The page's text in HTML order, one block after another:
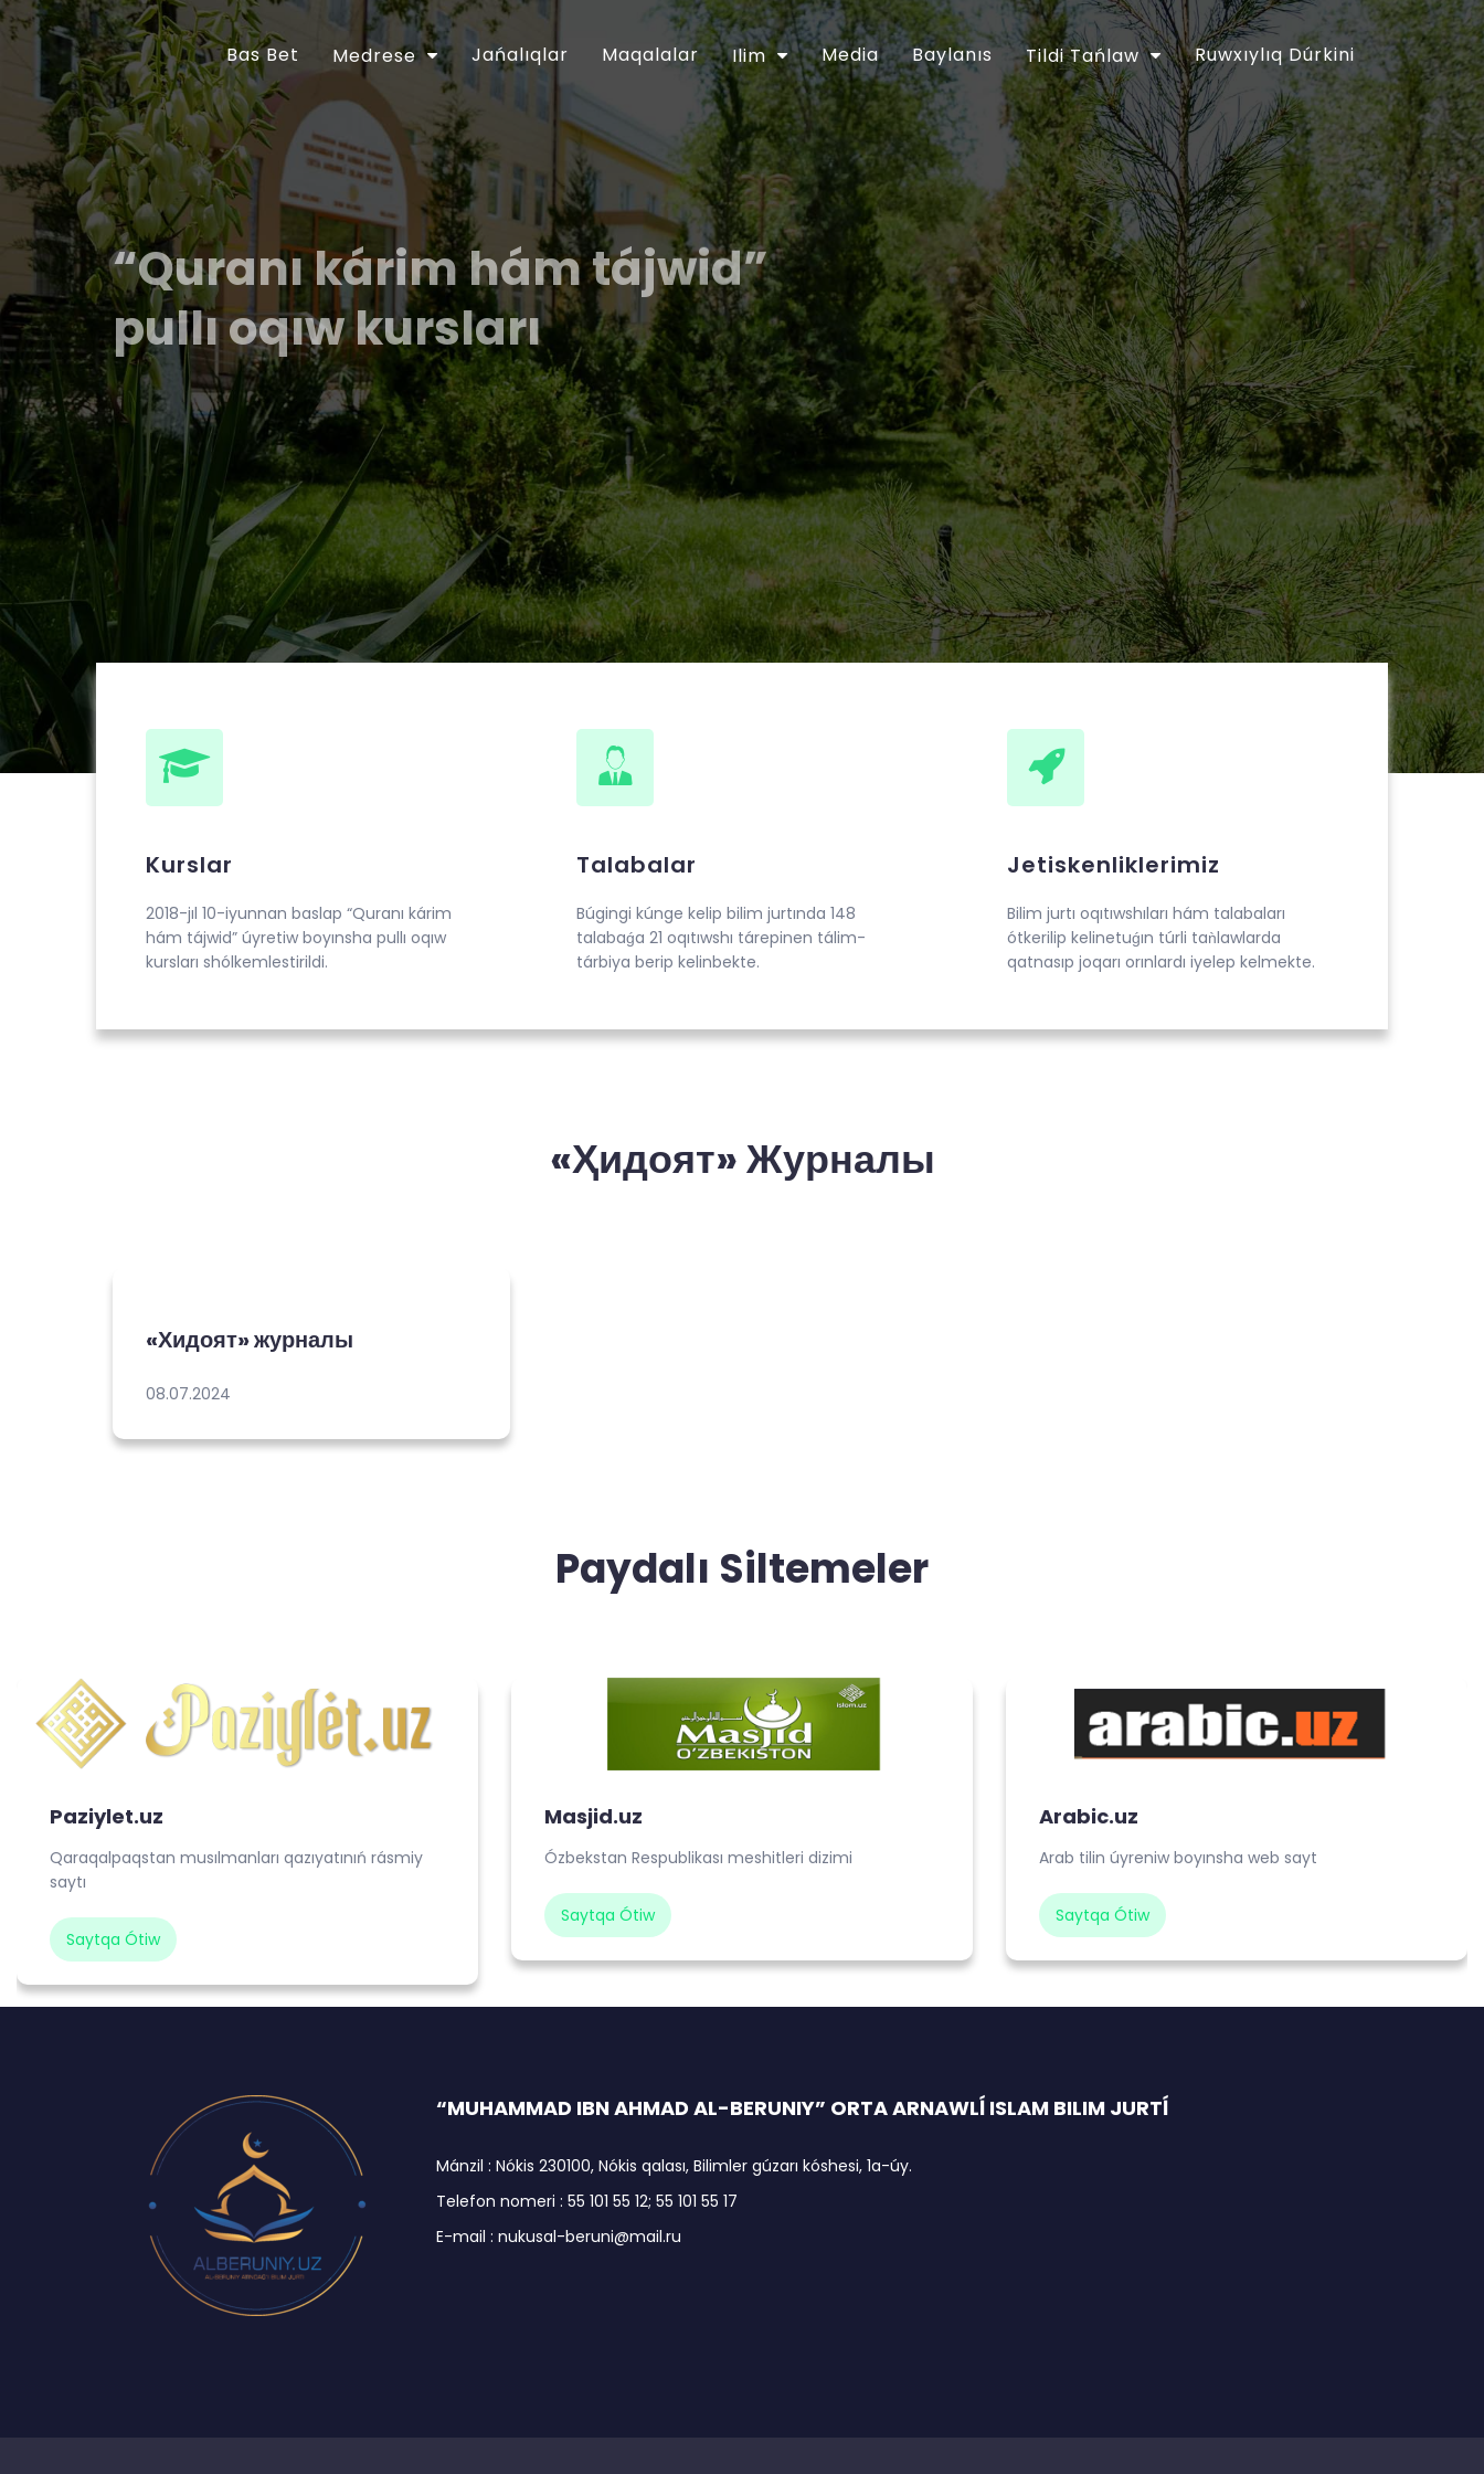
Bas Bet Medrese Jańalıqlar Maqalalar Ilim Media Baylanıs Tildi Tańlaw Ruwxıylıq Dúrkini
“Quranı kárim hám tájwid”
pullı oqıw kursları
Ózbekstan Respublikası Prezidentiniń “Diniy-aǵartıwshılıq tarawınıń jumısın túpkilikli
jetilistiriw ilajları haqqında”ǵı 2018-jıl 16-apreldegi PP-5416-sanlı Pármanı menen
tastıyıqlanǵan ilajlar Baǵdarlamasınıń 6-bántinde belgilengen wazıypalardıń
orınlanıwın támiyinlew maqsetinde Ózbekstan musılmanları mákemesiniń 2018-jıl
30-apreldegi 01A/056-sanlı buyrıǵı tastıyıqlanǵan. Usı múnásibet penen
Muhammad ibn Ahmad al-Beruniy medresesinde 2018-jıl 10-iyunnan baslap
“Quranı kárim hám tájwid” úyretiw boyınsha pullı oqıw kursları shólkemlestirildi.
Kurslar
2018-jıl 10-iyunnan baslap “Quranı kárim
hám tájwid” úyretiw boyınsha pullı oqıw
kursları shólkemlestirildi.
Talabalar
Búgingi kúnge kelip bilim jurtında 148
talabaǵa 21 oqıtıwshı tárepinen tálim-
tárbiya berip kelinbekte.
Jetiskenliklerimiz
Bilim jurtı oqıtıwshıları hám talabaları
ótkerilip kelinetuǵın túrli taǹlawlarda
qatnasıp joqarı orınlardı iyelep kelmekte.
«Ҳидоят» Журналы
«Хидоят» журналы
08.07.2024
Paydalı Siltemeler
Paziylet.uz
Qaraqalpaqstan musılmanları qazıyatınıń rásmiy
saytı
Saytqa Ótiw
Masjid.uz
Ózbekstan Respublikası meshitleri dizimi
Saytqa Ótiw
Arabic.uz
Arab tilin úyreniw boyınsha web sayt
Saytqa Ótiw
“MUHAMMAD IBN AHMAD AL-BERUNIY” ORTA ARNAWLĺ ISLAM BILIM JURTĺ
Mánzil : Nókis 230100, Nókis qalası, Bilimler gúzarı kóshesi, 1a-úy.
Telefon nomeri : 55 101 55 12; 55 101 55 17
E-mail : nukusal-beruni@mail.ru